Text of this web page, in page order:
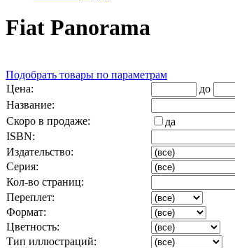
Fiat Panorama
Подобрать товары по параметрам
Цена:
до
Название:
Скоро в продаже:
да
ISBN:
Издательство:
Серия:
Кол-во страниц:
Переплет:
Формат:
Цветность:
Тип иллюстраций: